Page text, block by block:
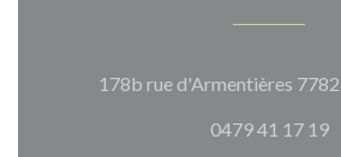
178b rue d'Armentières
0479 41 17 19